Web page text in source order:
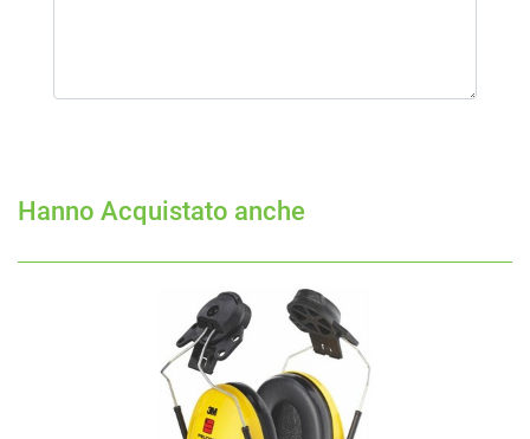
Hanno Acquistato anche